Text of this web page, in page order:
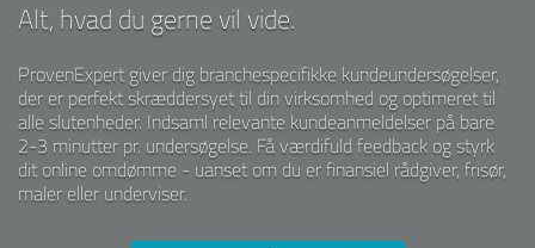
Alt, hvad du gerne vil vide.
ProvenExpert giver dig branchespecifikke kundeundersøgelser,
der er perfekt skræddersyet til din virksomhed og optimeret til
alle slutenheder. Indsaml relevante kundeanmeldelser på bare
2-3 minutter pr. undersøgelse. Få værdifuld feedback og styrk
dit online omdømme - uanset om du er finansiel rådgiver, frisør,
maler eller underviser.